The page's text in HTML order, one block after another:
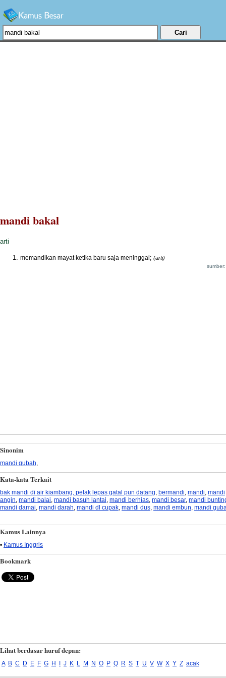
mandi bakal
arti
memandikan mayat ketika baru saja meninggal; (arti)
Sinonim
mandi gubah
Kata-kata Terkait
bak mandi di air kiambang, pelak lepas gatal pun datang, bermandi, mandi, mandi
angin, mandi balai, mandi basuh lantai, mandi berhias, mandi besar, mandi
mandi damai, mandi darah, mandi dl cupak, mandi dus, mandi embun, mandi
Kamus Lainnya
• Kamus Inggris
Bookmark
Lihat berdasar huruf depan:
A B C D E F G H I J K L M N O P Q R S T U V W X Y Z acak